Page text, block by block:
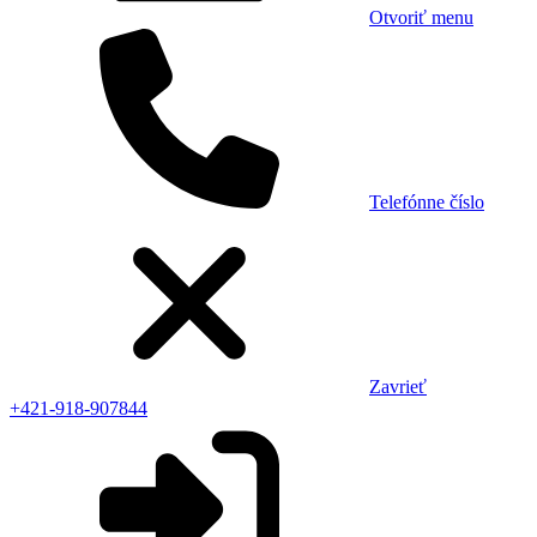
Otvoriť menu
Telefónne číslo
Zavrieť
+421-918-907844